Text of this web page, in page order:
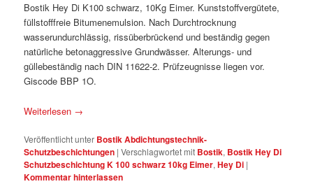
Bostik Hey Di K100 schwarz, 10Kg Eimer. Kunststoffvergütete,
füllstofffreie Bitumenemulsion. Nach Durchtrocknung
wasserundurchlässig, rissüberbrückend und beständig gegen
natürliche betonaggressive Grundwässer. Alterungs- und
güllebeständig nach DIN 11622-2. Prüfzeugnisse liegen vor.
Giscode BBP 1O.
Weiterlesen →
Veröffentlicht unter Bostik Abdichtungstechnik-
Schutzbeschichtungen |Verschlagwortet mit Bostik, Bostik Hey Di
Schutzbeschichtung K 100 schwarz 10kg Eimer,Hey Di |
Kommentar hinterlassen